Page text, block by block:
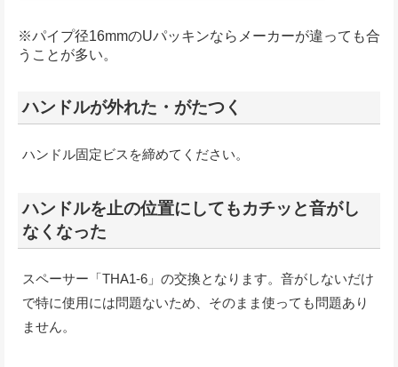
※パイプ径16mmのUパッキンならメーカーが違っても合
うことが多い。
ハンドルが外れた・がたつく
ハンドル固定ビスを締めてください。
ハンドルを止の位置にしてもカチッと音がし
なくなった
スペーサー「THA1-6」の交換となります。音がしないだけ
で特に使用には問題ないため、そのまま使っても問題あり
ません。